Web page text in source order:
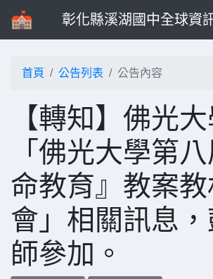
彰化縣溪湖國中全球資
首頁 公告列表 公告內容
【轉知】佛光
「佛光大學第
命教育』教案
會」相關訊息
師參加。